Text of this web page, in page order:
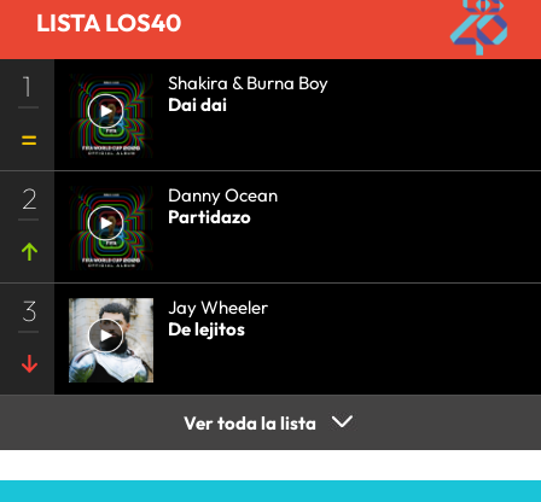
LISTA LOS40
1
Shakira & Burna Boy
Dai dai
2
Danny Ocean
Partidazo
3
Jay Wheeler
De lejitos
Ver toda la lista